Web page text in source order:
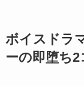
ボイスドラ
ーの即堕ち